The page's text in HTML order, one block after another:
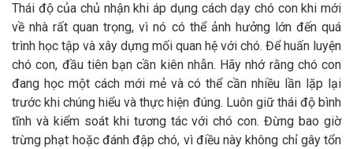
Thái độ của chủ nhận khi áp dụng cách dạy chó con khi mới
về nhà rất quan trọng, vì nó có thể ảnh hưởng lớn đến quá
trình học tập và xây dựng mối quan hệ với chó. Để huấn luyện
chó con, đầu tiên bạn cần kiên nhẫn. Hãy nhớ rằng chó con
đang học một cách mới mẻ và có thể cần nhiều lần lặp lại
trước khi chúng hiểu và thực hiện đúng. Luôn giữ thái độ bình
tĩnh và kiểm soát khi tương tác với chó con. Đừng bao giờ
trừng phạt hoặc đánh đập chó, vì điều này không chỉ gây tổn